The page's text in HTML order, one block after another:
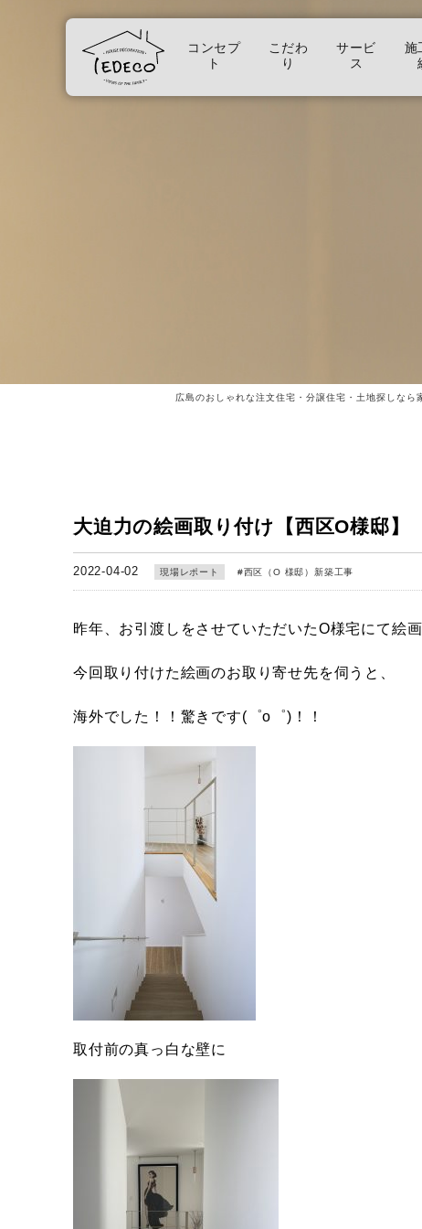
コンセプ
ト
こだわ
り
サービ
ス
施
広島のおしゃれな注文住宅・分譲住宅・土地探しなら
大迫力の絵画取り付け【西区O様邸】
2022-04-02 現場レポート #西区（O 様邸）新築工事
昨年、お引渡しをさせていただいたO様宅にて絵
今回取り付けた絵画のお取り寄せ先を伺うと、
海外でした！！驚きです(゜o゜)！！
取付前の真っ白な壁に